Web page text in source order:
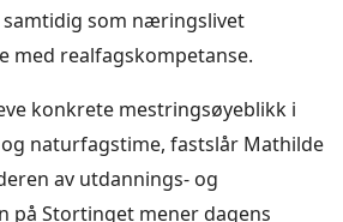
som næringslivet
med realfagskompetanse.
konkrete mestringsøyeblikk i
naturfagstime, fastslår Mathilde
av utdannings- og
på Stortinget mener dagens